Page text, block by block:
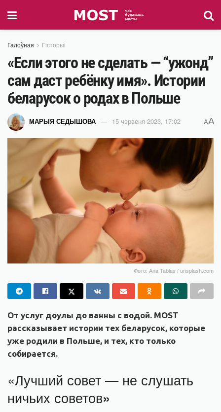
Галоўная Гісторыі
«Если этого не сделать — “ужонд”
сам даст ребёнку имя». Истории
беларусок о родах в Польше
МАРЫЯ СЕДЫШОВА 15 чэрвеня 2023, 17:02 AA
Фото: Ana Tablas / unsplash.com
От услуг доулы до ванны с водой. MOST
рассказывает истории тех беларусок, которые
уже родили в Польше, и тех, кто только
собирается.
«Лучший совет — не слушать
ничьих советов»